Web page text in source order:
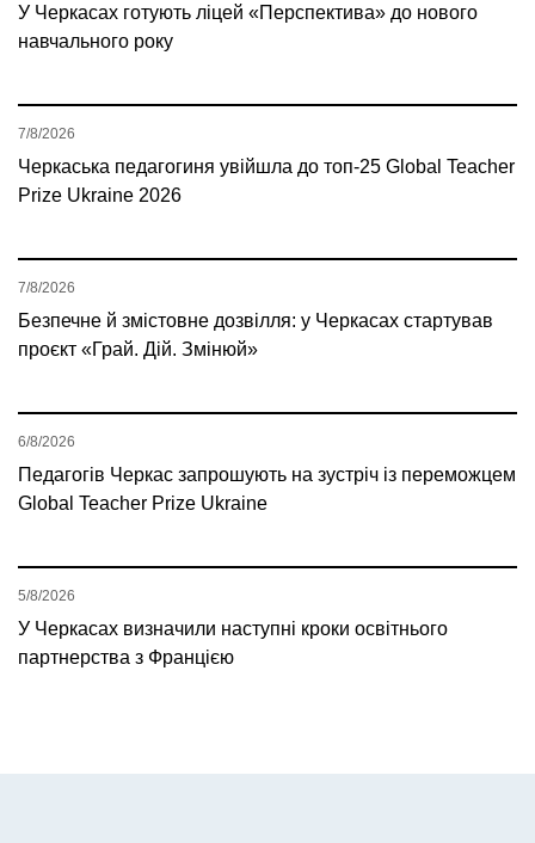
У Черкасах готують ліцей «Перспектива» до нового
навчального року
Черкаська педагогиня увійшла до топ-25 Global Teacher
Prize Ukraine 2026
7/8/2026
Безпечне й змістовне дозвілля: у Черкасах стартував
проєкт «Грай. Дій. Змінюй»
7/8/2026
Педагогів Черкас запрошують на зустріч із переможцем
Global Teacher Prize Ukraine
6/8/2026
У Черкасах визначили наступні кроки освітнього
партнерства з Францією
5/8/2026